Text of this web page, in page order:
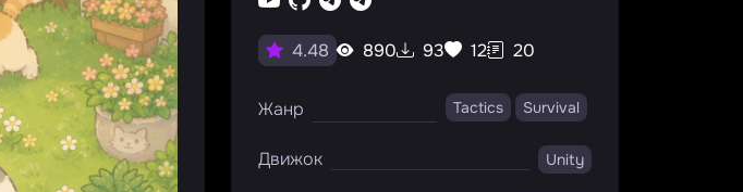
4.48 890 93 12 20
Жанр Tactics Survival
Движок Unity